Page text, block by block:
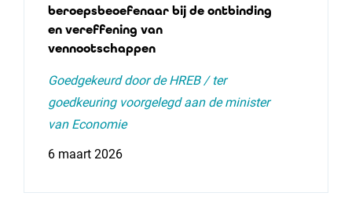
beroepsbeoefenaar bij de ontbinding
en vereffening van
vennootschappen
Goedgekeurd door de HREB / ter
goedkeuring voorgelegd aan de minister
van Economie
6 maart 2026